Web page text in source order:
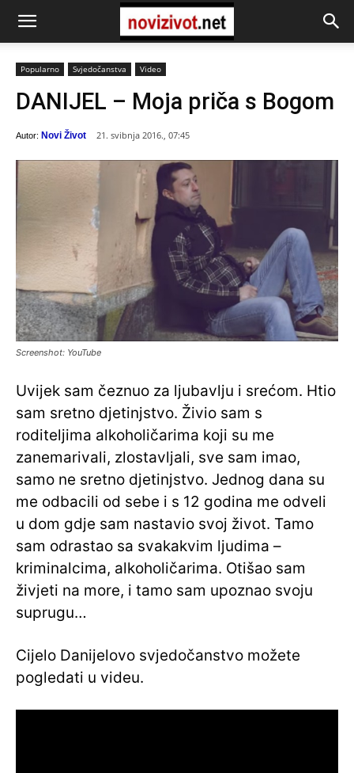
Popularno Svjedočanstva Video
DANIJEL – Moja priča s Bogom
Autor: Novi Život 21. svibnja 2016., 07:45
Screenshot: YouTube
Uvijek sam čeznuo za ljubavlju i srećom. Htio
sam sretno djetinjstvo. Živio sam s
roditeljima alkoholičarima koji su me
zanemarivali, zlostavljali, sve sam imao,
samo ne sretno djetinjstvo. Jednog dana su
me odbacili od sebe i s 12 godina me odveli
u dom gdje sam nastavio svoj život. Tamo
sam odrastao sa svakakvim ljudima –
kriminalcima, alkoholičarima. Otišao sam
živjeti na more, i tamo sam upoznao svoju
suprugu…
Cijelo Danijelovo svjedočanstvo možete
pogledati u videu.